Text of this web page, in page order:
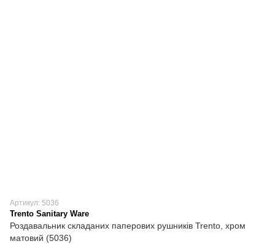
Артикул: 5036
Trento Sanitary Ware
Роздавальник складаних паперових рушників Trento, хром
матовий (5036)